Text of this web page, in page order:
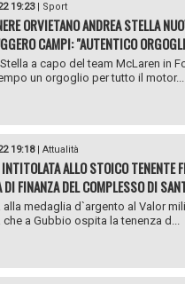
19:23| Sport
ORVIETANO ANDREA STELLA
CAMPI: "AUTENTICO
a capo del team McLaren in
un orgoglio per tutto il motor...
19:18| Attualità
ALLO STOICO TENENTE
FINANZA DEL COMPLESSO DI
medaglia d`argento al Valor
che a Gubbio ospita la tenenza d...